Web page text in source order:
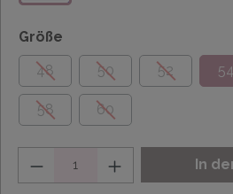
Größe
48
50 52 54
58 60
In